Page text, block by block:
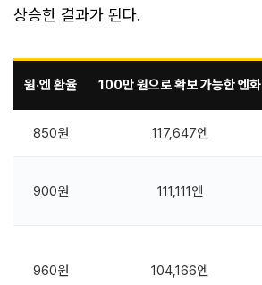
상승한 결과가 된다.
원·엔 환율 100만 원으로 확보 가능한 엔화
850원 117,647엔
900원 111,111엔
960원 104,166엔